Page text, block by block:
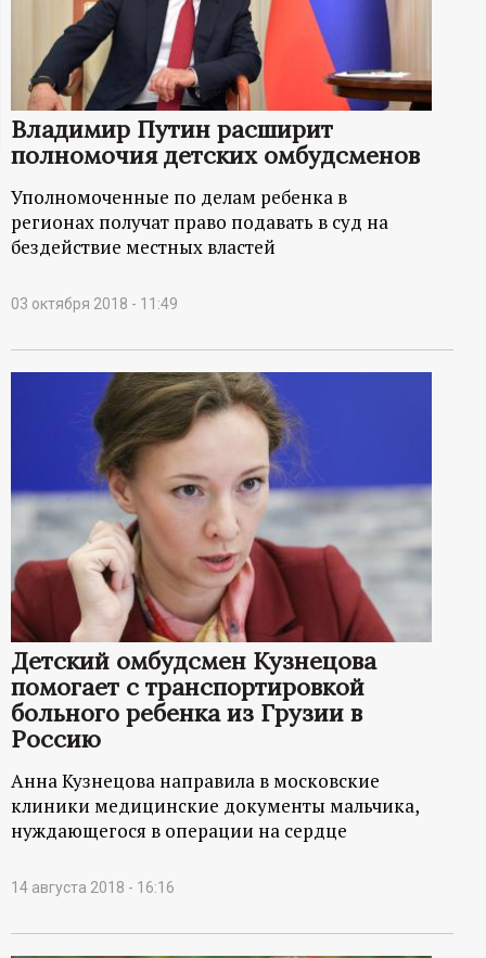
м
а
ц
и
н
й
п
о
р
т
а
л
Владимир Путин расширит
полномочия детских омбудсменов
Уполномоченные по делам ребенка в
регионах получат право подавать в суд на
бездействие местных властей
03 октября 2018 - 11:49
Детский омбудсмен Кузнецова
помогает с транспортировкой
больного ребенка из Грузии в
Россию
Анна Кузнецова направила в московские
клиники медицинские документы мальчика,
нуждающегося в операции на сердце
14 августа 2018 - 16:16